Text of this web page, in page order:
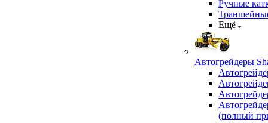
Ручные
Ещё
Автогрейдеры
(полный